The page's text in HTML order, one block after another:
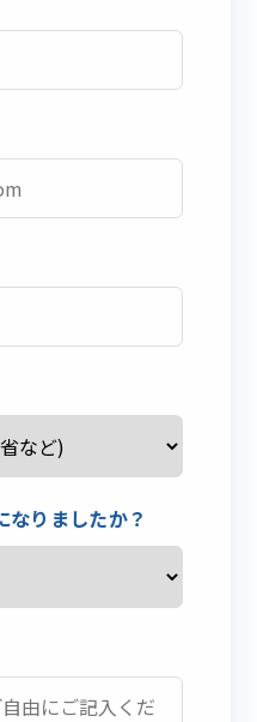
なりましたか？